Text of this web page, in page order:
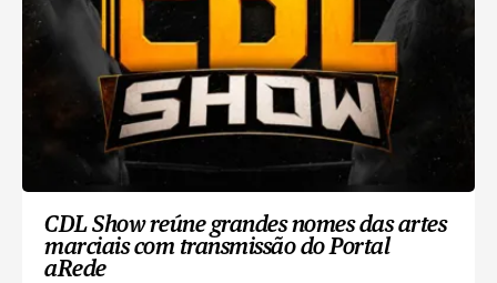
CDL Show reúne grandes nomes das artes
marciais com transmissão do Portal
aRede